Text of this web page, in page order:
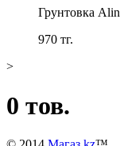
Грунтовка
970 тг.
>
0 тов.